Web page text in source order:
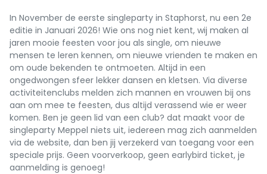
In November de eerste singleparty in Staphorst, nu een 2e
editie in Januari 2026! Wie ons nog niet kent, wij maken al
jaren mooie feesten voor jou als single, om nieuwe
mensen te leren kennen, om nieuwe vrienden te maken en
om oude bekenden te ontmoeten. Altijd in een
ongedwongen sfeer lekker dansen en kletsen. Via diverse
activiteitenclubs melden zich mannen en vrouwen bij ons
aan om mee te feesten, dus altijd verassend wie er weer
komen. Ben je geen lid van een club? dat maakt voor de
singleparty Meppel niets uit, iedereen mag zich aanmelden
via de website, dan ben jij verzekerd van toegang voor een
speciale prijs. Geen voorverkoop, geen earlybird ticket, je
aanmelding is genoeg!